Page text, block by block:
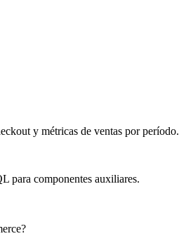
y métricas de ventas por período.
para componentes auxiliares.